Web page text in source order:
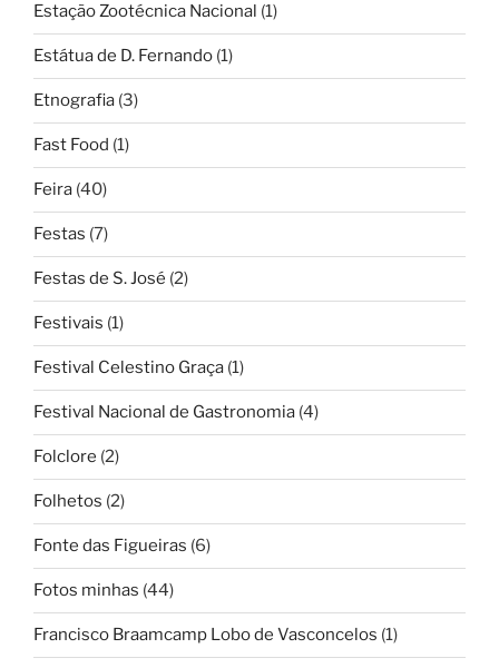
Estação Zootécnica Nacional (1)
Estátua de D. Fernando (1)
Etnografia (3)
Fast Food (1)
Feira (40)
Festas (7)
Festas de S. José (2)
Festivais (1)
Festival Celestino Graça (1)
Festival Nacional de Gastronomia (4)
Folclore (2)
Folhetos (2)
Fonte das Figueiras (6)
Fotos minhas (44)
Francisco Braamcamp Lobo de Vasconcelos (1)